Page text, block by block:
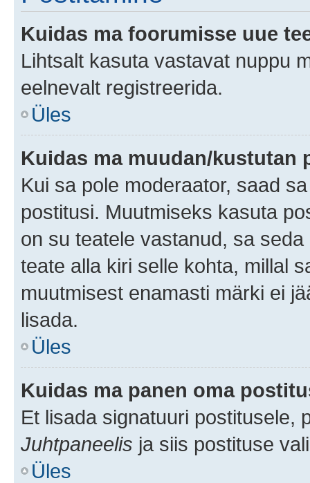
Kuidas ma foorumisse uue
Lihtsalt kasuta vastavat nuppu
eelnevalt registreerida.
Üles
Kuidas ma muudan/kustutan
Kui sa pole moderaator, saad
postitusi. Muutmiseks kasuta
on su teatele vastanud, sa
teate alla kiri selle kohta, millal
muutmisest enamasti märki ei
lisada.
Üles
Kuidas ma panen oma
Et lisada signatuuri postitusele,
Juhtpaneelis ja siis postituse
Üles